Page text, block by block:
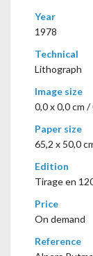
Year
1978
Technical
Lithograph
Image size
0,0 x 0,0 cm /
Paper size
65,2 x 50,0
Edition
Tirage en
Price
On demand
Reference